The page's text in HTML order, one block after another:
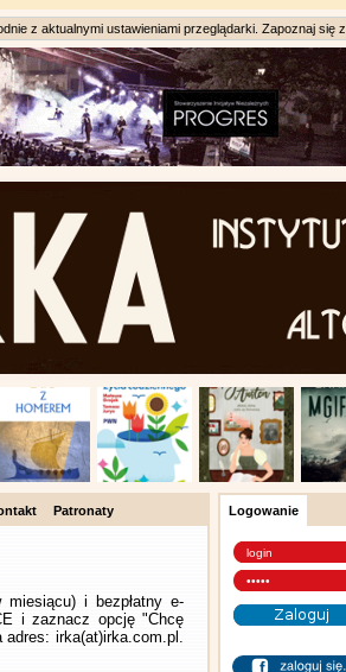
z aktualnymi ustawieniami przeglądarki. Zapoznaj się z
Patronaty
i bezpłatny e-
i zaznacz opcję "Chcę
irka(at)irka.com.pl.
Logowanie